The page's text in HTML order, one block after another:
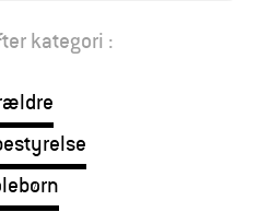
kategori :